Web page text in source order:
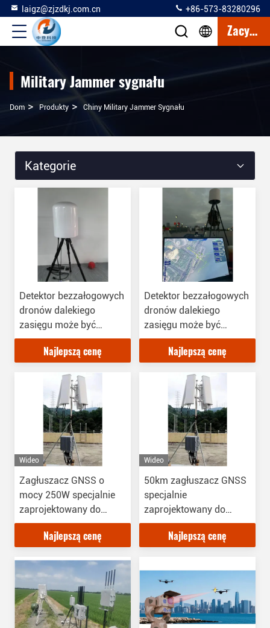
laigz@zjzdkj.com.cn +86-573-83280296
Zacytować
Military Jammer sygnału
Dom > Produkty > Chiny Military Jammer Sygnału
Kategorie
Detektor bezzałogowych
dronów dalekiego
zasięgu może być
wyposażony w
zakłócacz dronów
Najlepszą cenę
Detektor bezzałogowych
dronów dalekiego
zasięgu może być
wyposażony w
zakłócacz dronów
Najlepszą cenę
Wideo
Zagłuszacz GNSS o
mocy 250W specjalnie
zaprojektowany do
obrony przed tanimi
pociskamiNajlepszą cenę
Wideo
50km zagłuszacz GNSS
specjalnie
zaprojektowany do
obrony przed tanimi
pociskamiNajlepszą cenę